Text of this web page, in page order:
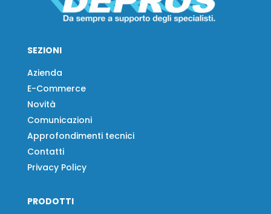
SEZIONI
Azienda
E-Commerce
Novità
Comunicazioni
Approfondimenti tecnici
Contatti
Privacy Policy
PRODOTTI